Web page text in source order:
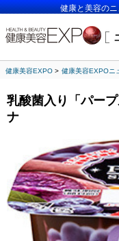
健康と美容の
健康美容EXPO 健康美容EXPOニ
乳酸菌入り「パー
ナ